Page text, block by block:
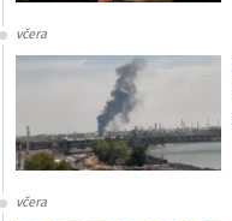
včera
včera